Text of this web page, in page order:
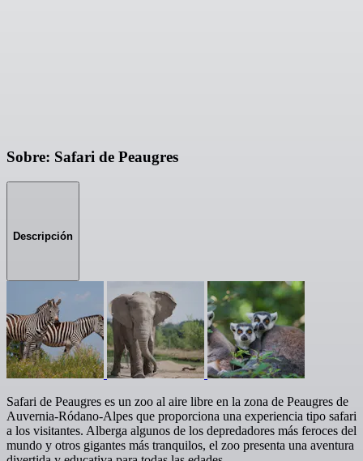
Sobre: Safari de Peaugres
Descripción
Safari de Peaugres es un zoo al aire libre en la zona de Peaugres de
Auvernia-Ródano-Alpes que proporciona una experiencia tipo safari
a los visitantes. Alberga algunos de los depredadores más feroces del
mundo y otros gigantes más tranquilos, el zoo presenta una aventura